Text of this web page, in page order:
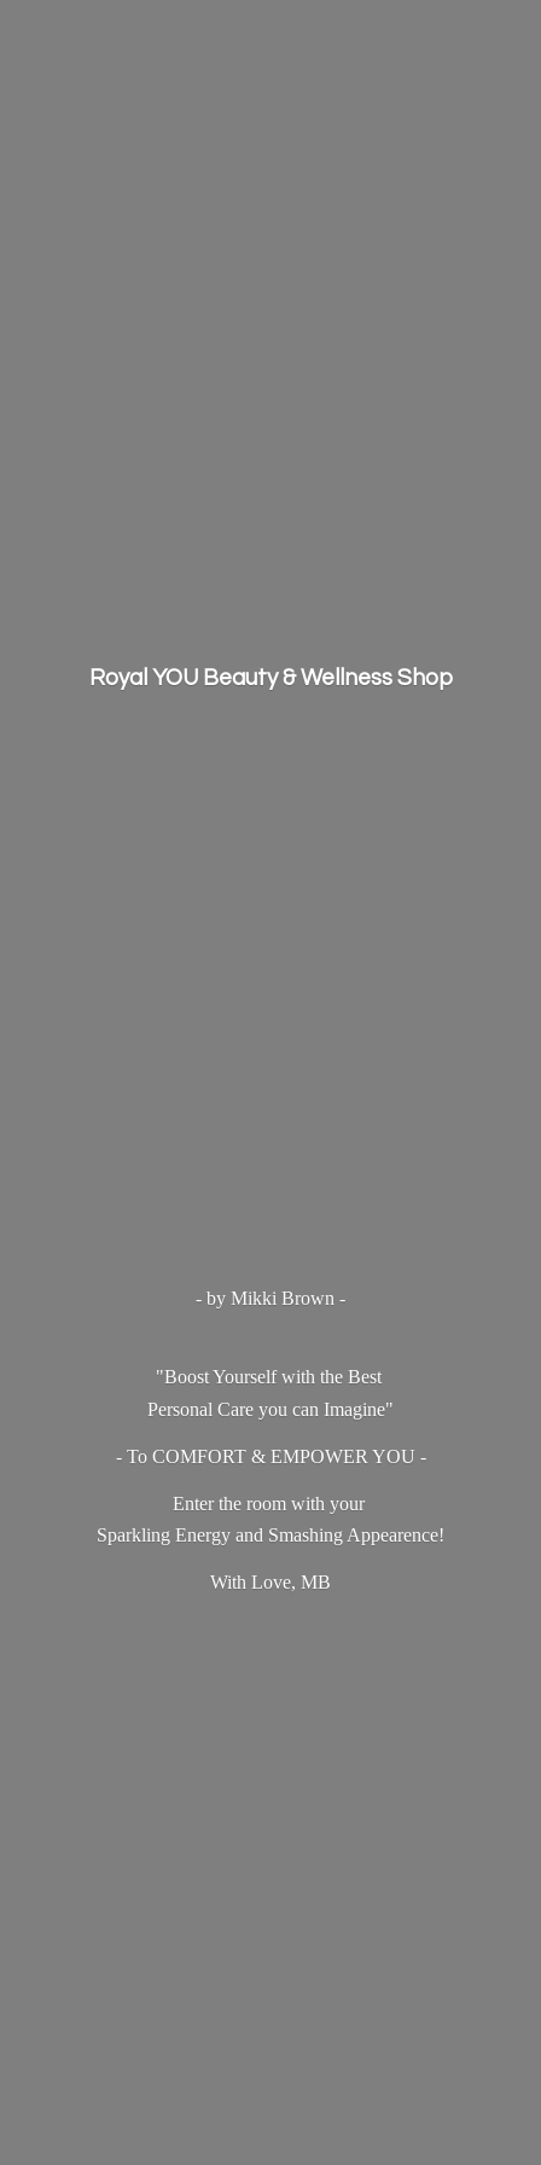
Royal YOU Beauty &Wellness Shop
- by Mikki Brown -
"Boost Yourself with the Best
Personal Care you can Imagine"
- To COMFORT & EMPOWER YOU -
Enter the room with your
Sparkling Energy and Smashing Appearence!
With Love, MB